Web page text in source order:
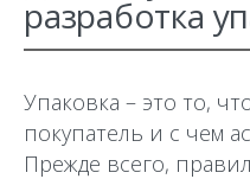
разработка
Упаковка – это то,
покупатель и с чем
Прежде всего,